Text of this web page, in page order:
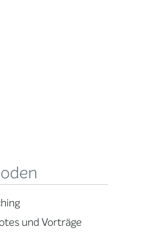
und Vorträge